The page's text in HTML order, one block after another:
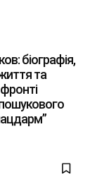
біографія,
та